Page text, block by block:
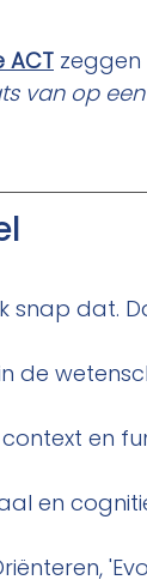
zeggen
van op een
snap dat.
de
en
en